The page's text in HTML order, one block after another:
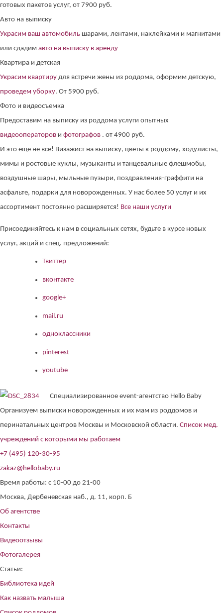
готовых пакетов услуг, от 7900 руб.
Авто на выписку
Украсим ваш автомобиль шарами, лентами, наклейками и магнитами
или сдадим авто на выписку в аренду
Квартира и детская
Украсим квартиру для встречи жены из роддома, оформим детскую,
проведем уборку. От 5900 руб.
Фото и видеосъемка
Предоставим на выписку из роддома услуги опытных
видеооператоров и фотографов . от 4900 руб.
И это еще не все! Визажист на выписку, цветы к роддому, ходулисты,
мимы и ростовые куклы, музыканты и танцевальные флешмобы,
воздушные шары, мыльные пузыри, поздравления-граффити на
асфальте, подарки для новорожденных. У нас более 50 услуг и их
ассортимент постоянно расширяется! Все наши услуги
Присоединяйтесь к нам в социальных сетях, будьте в курсе новых
услуг, акций и спец. предложений:
Твиттер
вконтакте
google+
mail.ru
одноклассники
pinterest
youtube
Специализированное event-агентство Hello Baby
Организуем выписки новорожденных и их мам из роддомов и
перинатальных центров Москвы и Московской области. Список мед.
учреждений с которыми мы работаем
+7 (495) 120-30-95
zakaz@hellobaby.ru
Время работы: с 10-00 до 21-00
Москва, Дербеневская наб., д. 11, корп. Б
Об агентстве
Контакты
Видеоотзывы
Фотогалерея
Статьи:
Библиотека идей
Как назвать малыша